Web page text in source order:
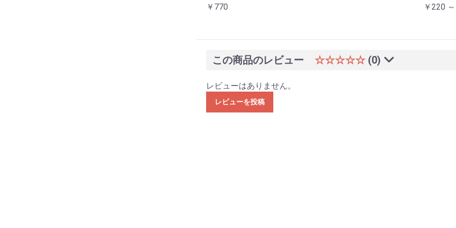
￥770
￥220
この商品のレビュー ☆☆☆☆☆ (0)
レビューはありません。
レビューを投稿